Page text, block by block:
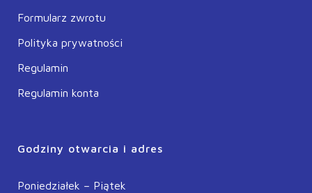
Formularz zwrotu
Polityka prywatności
Regulamin
Regulamin konta
Godziny otwarcia i adres
Poniedziałek – Piątek